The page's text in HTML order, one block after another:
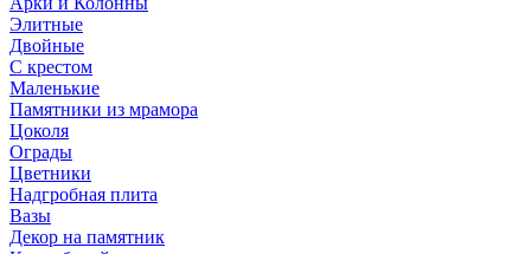
Элитные
Двойные
С крестом
Маленькие
Памятники из мрамора
Цоколя
Ограды
Цветники
Надгробная плита
Вазы
Декор на памятник